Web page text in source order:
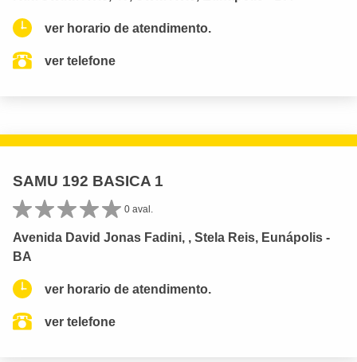
ver horario de atendimento.
ver telefone
SAMU 192 BASICA 1
0 aval.
Avenida David Jonas Fadini, , Stela Reis, Eunápolis -
BA
ver horario de atendimento.
ver telefone